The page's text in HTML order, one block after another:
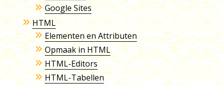
Google Sites
HTML
Elementen en Attributen
Opmaak in HTML
HTML-Editors
HTML-Tabellen